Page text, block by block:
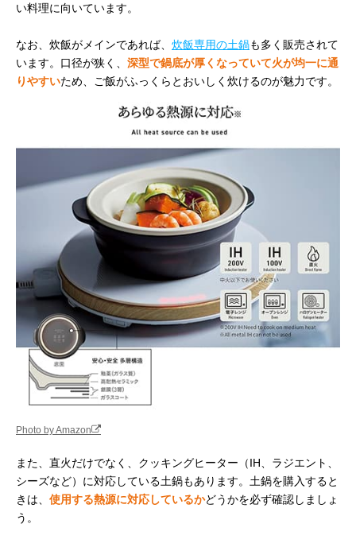
い料理に向いています。
なお、炊飯がメインであれば、 炊飯専用の土鍋も多く販売されて
います。口径が狭く、 深型で鍋底が厚くなっていて火が均一に通
りやすいため、ご飯がふっくらとおいしく炊けるのが魅力です。
Photo by Amazon
また、直火だけでなく、クッキングヒーター（IH、ラジエント、
シーズなど）に対応している土鍋もあります。土鍋を購入すると
きは、 使用する熱源に対応しているかどうかを必ず確認しましょ
う。